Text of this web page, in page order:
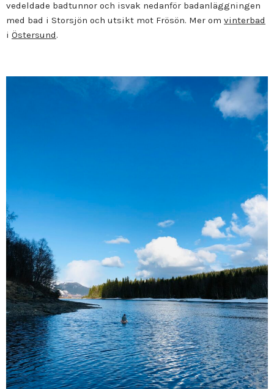
vedeldade badtunnor och isvak nedanför badanläggningen
med bad i Storsjön och utsikt mot Frösön. Mer om vinterbad
i Östersund.